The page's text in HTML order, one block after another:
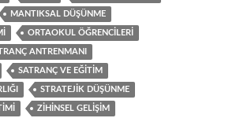
MANTIKSAL DÜŞÜNME
ORTAOKUL ÖĞRENCILERI
ANTRENMANI
SATRANÇ VE EĞITIM
STRATEJIK DÜŞÜNME
ZIHINSEL GELIŞIM